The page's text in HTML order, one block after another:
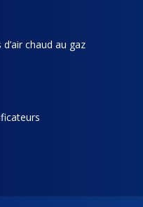
chaud au gaz